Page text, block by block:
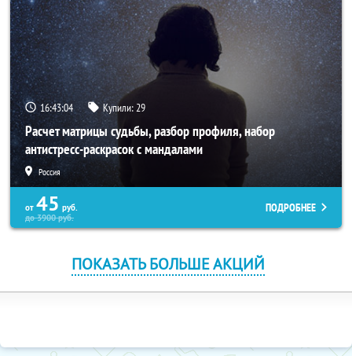
16:43:03 Купили:29
Расчет матрицы судьбы, разбор профиля, набор
антистресс-раскрасок с мандалами
Россия
от 45 руб.
до3900руб.
ПОДРОБНЕЕ
ПОКАЗАТЬ БОЛЬШЕ АКЦИЙ